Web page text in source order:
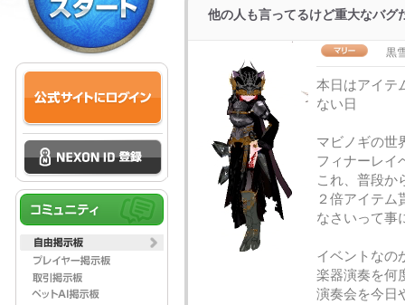
他の人も言ってるけど重大なバグ
黒
本日はアイテ
ない日
マビノギの世
フィナーレイ
これ、普段か
２倍アイテム
なさいって事
イベントなの
楽器演奏を何
演奏会を今日